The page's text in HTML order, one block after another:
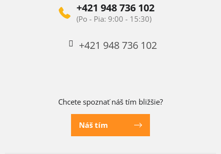
+421 948 736 102
+421 948 736 102
Chcete spoznať náš tím bližšie?
Náš tím